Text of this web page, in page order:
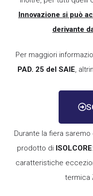
Innovazione si può
derivante
Per maggiori
PAD. 25 del SAIE,
Durante la fiera
prodotto di ISOLCORE
caratteristiche
termica